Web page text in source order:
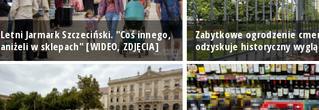
Letni Jarmark Szczeciński. "Coś innego,
aniżeli w sklepach" [WIDEO, ZDJĘCIA]
Zabytkowe ogrodzenie
odzyskuje historyczny